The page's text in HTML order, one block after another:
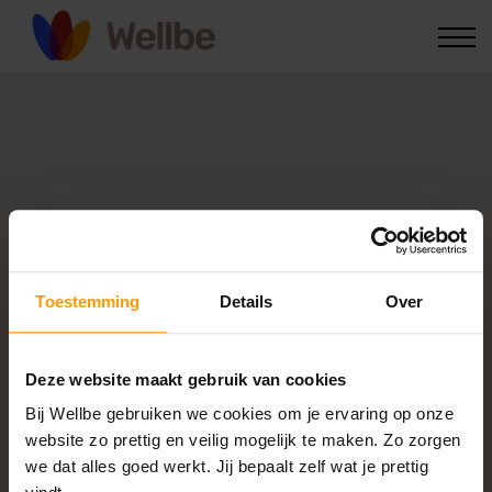
Toestemming Details Over
Deze website maakt gebruik van cookies
Bij Wellbe gebruiken we cookies om je ervaring op onze
website zo prettig en veilig mogelijk te maken. Zo zorgen
we dat alles goed werkt. Jij bepaalt zelf wat je prettig
Kennis & nieuws
Onze missie
Mentale
gezondheiddie
bereikbaar is voor